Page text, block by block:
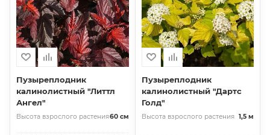
Пузыреплодник
калинолистный "Литтл
Ангел"
Высота взрослого растения60 см
Пузыреплодник
калинолистный "Дартс
Голд"
Высота взрослого растения 1,5 м